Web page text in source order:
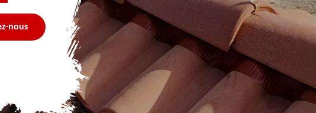
nous